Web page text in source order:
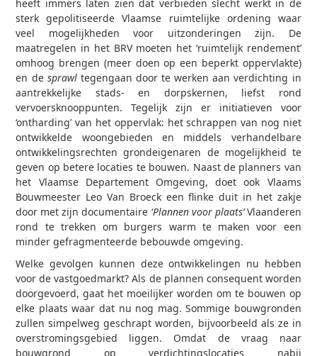
heeft immers laten zien dat verbieden slecht werkt in de
sterk gepolitiseerde Vlaamse ruimtelijke ordening waar
veel mogelijkheden voor uitzonderingen zijn. De
maatregelen in het BRV moeten het ‘ruimtelijk rendement’
omhoog brengen (meer doen op een beperkt oppervlakte)
en de sprawltegengaan door te werken aan verdichting in
aantrekkelijke stads- en dorpskernen, liefst rond
vervoersknooppunten. Tegelijk zijn er initiatieven voor
‘ontharding’ van het oppervlak: het schrappen van nog niet
ontwikkelde woongebieden en middels verhandelbare
ontwikkelingsrechten grondeigenaren de mogelijkheid te
geven op betere locaties te bouwen. Naast de planners van
het Vlaamse Departement Omgeving, doet ook Vlaams
Bouwmeester Leo Van Broeck een flinke duit in het zakje
door met zijn documentaire ‘Plannen voor plaats’Vlaanderen
rond te trekken om burgers warm te maken voor een
minder gefragmenteerde bebouwde omgeving.
Welke gevolgen kunnen deze ontwikkelingen nu hebben
voor de vastgoedmarkt? Als de plannen consequent worden
doorgevoerd, gaat het moeilijker worden om te bouwen op
elke plaats waar dat nu nog mag. Sommige bouwgronden
zullen simpelweg geschrapt worden, bijvoorbeeld als ze in
overstromingsgebied liggen. Omdat de vraag naar
bouwgrond op verdichtingslocaties nabij